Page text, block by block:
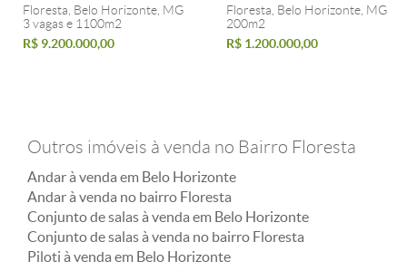
Floresta, Belo Horizonte, MG
3 vagas e 1100m2
R$ 9.200.000,00
Floresta, Belo Horizonte, MG
200m2
R$ 1.200.000,00
Outros imóveis à venda no Bairro Floresta
Andar à venda em Belo Horizonte
Andar à venda no bairro Floresta
Conjunto de salas à venda em Belo Horizonte
Conjunto de salas à venda no bairro Floresta
Piloti à venda em Belo Horizonte